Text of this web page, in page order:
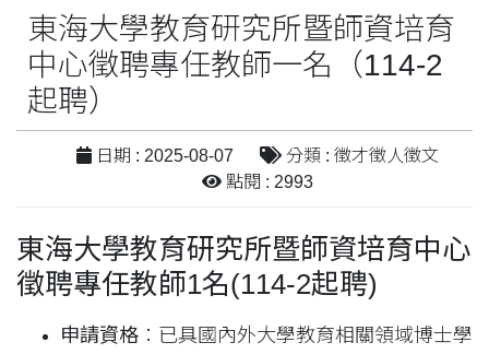
東海大學教育研究所暨師資培育
中心徵聘專任教師一名（114-2
起聘）
日期 : 2025-08-07
分類 : 徵才徵人徵文
點閱 : 2993
東海大學教育研究所暨師資培育中心
徵聘專任教師1名(114-2起聘)
申請資格 ：已具國內外大學教育相關領域博士學